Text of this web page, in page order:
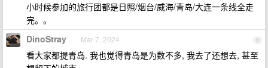
小时候参加的旅行团都是日照/烟台/威海/青岛/大连一条线全走
完。。
6
DinoStray Mar 7, 2024
看大家都提青岛. 我也觉得青岛是为数不多, 我去了还想去, 甚至